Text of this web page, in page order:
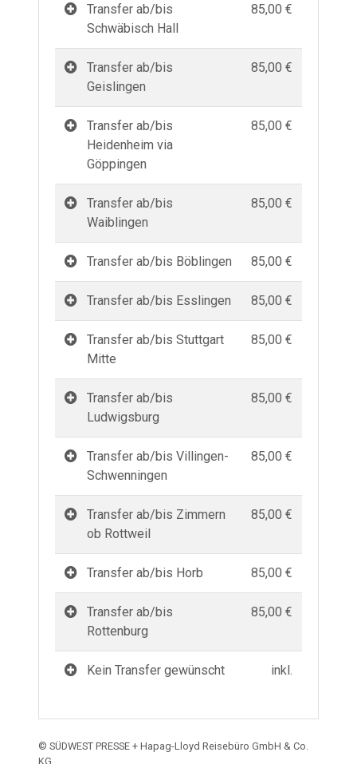
Transfer ab/bis
Schwäbisch Hall
85,00 €
Transfer ab/bis
Geislingen
85,00 €
Transfer ab/bis
Heidenheim via
Göppingen
85,00 €
Transfer ab/bis
Waiblingen
85,00 €
Transfer ab/bis Böblingen 85,00 €
Transfer ab/bis Esslingen 85,00 €
Transfer ab/bis Stuttgart
Mitte
85,00 €
Transfer ab/bis
Ludwigsburg
85,00 €
Transfer ab/bis Villingen-
Schwenningen
85,00 €
Transfer ab/bis Zimmern
ob Rottweil
85,00 €
Transfer ab/bis Horb 85,00 €
Transfer ab/bis
Rottenburg
85,00 €
Kein Transfer gewünscht inkl.
© SÜDWEST PRESSE + Hapag-Lloyd Reisebüro GmbH & Co.
KG